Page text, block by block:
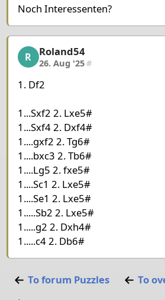
Noch Interessenten?
Roland54, 22/22, 26. Aug '25
R Roland54
26. Aug '25#
1. Df2
1...Sxf2 2. Lxe5#
1...Sxf4 2. Dxf4#
1....gxf2 2. Tg6#
1....bxc3 2. Tb6#
1....Lg5 2. fxe5#
1....Sc1 2. Lxe5#
1....Se1 2. Lxe5#
1.....Sb2 2. Lxe5#
1.....g2 2. Dxh4#
1.....c4 2. Db6#
To forum Puzzles
To